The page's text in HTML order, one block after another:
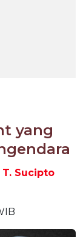
yang
T. Sucipto